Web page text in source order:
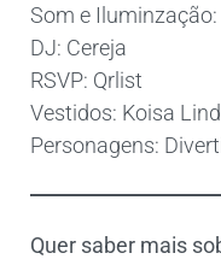
Som e
DJ: Cereja
RSVP: Qrlist
Vestidos: Koisa
Personagens:
Quer saber mais